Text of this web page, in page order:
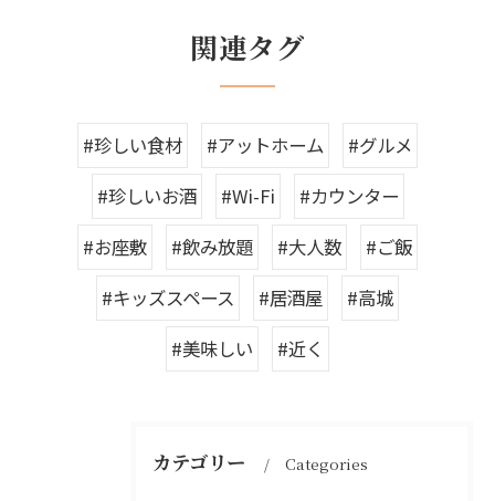
関連タグ
#珍しい食材 #アットホーム
#グルメ
#珍しいお酒
#Wi-Fi
#カウンター
#お座敷
#飲み放題 #大人数
#ご飯
#キッズスペース
#居酒屋
#高城
#美味しい
#近く
カテゴリー Categories